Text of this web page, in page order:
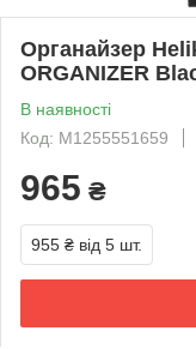
Органайзер
ORGANIZER
В наявності
Код: M1255551659
965 ₴
955 ₴ від 5 шт.